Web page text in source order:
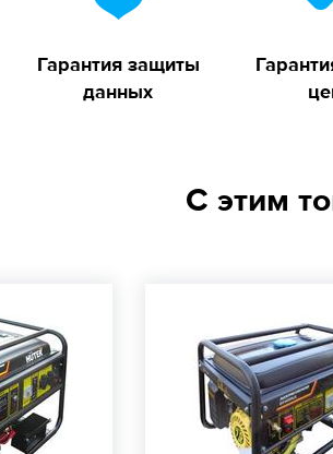
Гарантия защиты
данных
С этим